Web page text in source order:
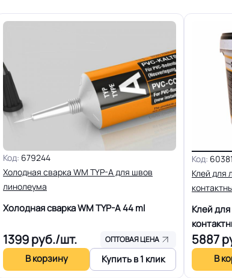
КМ
Группа истираемости
Особенности коллекции
Допуск изменения рабочего слоя
Доп. защита рабочего слоя
Длина рулон.
Код: 679244
Холодная сварка WM TYP-A для швов
линолеума
Холодная сварка WM TYP-A44 ml
1399руб./шт. ОПТОВАЯ ЦЕНА
В корзину Купить в 1 клик
Код:
Клей для
Клей
5887
В